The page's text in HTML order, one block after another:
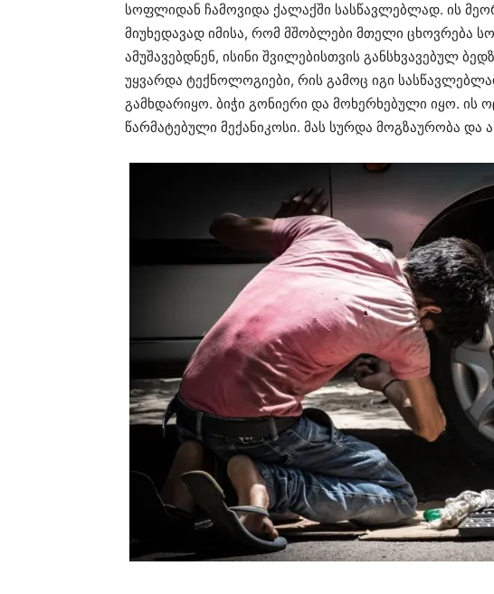
სოფლიდან ჩამოვიდა ქალაქში სასწავლებლად. ის
მიუხედავად იმისა, რომ მშობლები მთელი ცხოვრება
ამუშავებდნენ, ისინი შვილებისთვის განსხვავებულ
უყვარდა ტექნოლოგიები, რის გამოც იგი
გამხდარიყო. ბიჭი გონიერი და მოხერხებული იყო. ის
წარმატებული მექანიკოსი. მას სურდა მოგზაურობა და